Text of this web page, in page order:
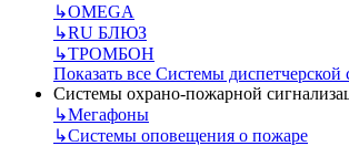
↳OMEGA
↳RU БЛЮЗ
↳ТРОМБОН
Показать все Системы диспетчерской
Системы охрано-пожарной
↳Мегафоны
↳Системы оповещения о пожаре